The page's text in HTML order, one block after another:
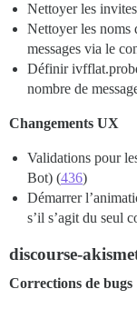
Nettoyer les
Nettoyer les noms
messages via le
Définir
nombre de
Changements UX
Validations pour
Bot) (436)
Démarrer
s’il s’agit du seul
discourse-
Corrections de bugs